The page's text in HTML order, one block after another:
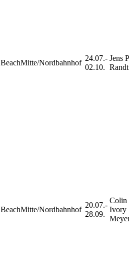
BeachMitte/Nordbahnhof
24.07.-
02.10.
Jens
Randt
BeachMitte/Nordbahnhof
20.07.-
28.09.
Colin
Ivory